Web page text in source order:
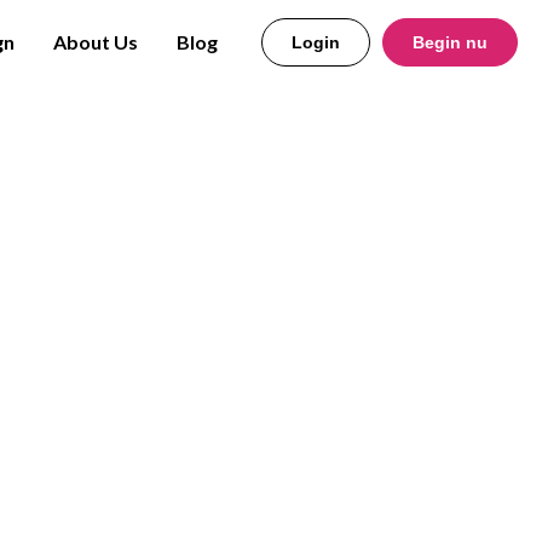
About Us Blog Login Begin nu